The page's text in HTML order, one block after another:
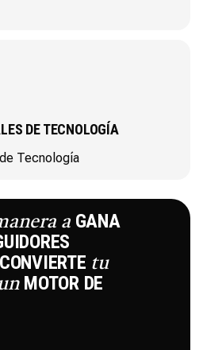
DE TECNOLOGÍA
Tecnología
aGANA
tu
MOTOR DE